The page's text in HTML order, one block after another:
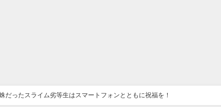
だったスライム劣等生はスマートフォンとともに祝福を！